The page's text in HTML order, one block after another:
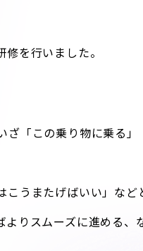
を行いました。
「この乗り物に乗る
うまたげばいい」など
りスムーズに進める